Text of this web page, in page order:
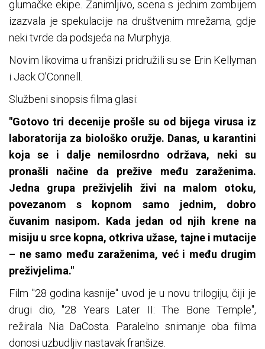
glumačke ekipe. Zanimljivo, scena s jednim zombijem
izazvala je spekulacije na društvenim mrežama, gdje
neki tvrde da podsjeća na Murphyja.
Novim likovima u franšizi pridružili su se Erin Kellyman
i Jack O’Connell.
Službeni sinopsis filma glasi:
"Gotovo tri decenije prošle su od bijega virusa iz
laboratorija za biološko oružje. Danas, u karantini
koja se i dalje nemilosrdno održava, neki su
pronašli načine da prežive među zaraženima.
Jedna grupa preživjelih živi na malom otoku,
povezanom s kopnom samo jednim, dobro
čuvanim nasipom. Kada jedan od njih krene na
misiju u srce kopna, otkriva užase, tajne i mutacije
– ne samo među zaraženima, već i među drugim
preživjelima."
Film "28 godina kasnije" uvod je u novu trilogiju, čiji je
drugi dio, "28 Years Later II: The Bone Temple",
režirala Nia DaCosta. Paralelno snimanje oba filma
donosi uzbudljiv nastavak franšize.